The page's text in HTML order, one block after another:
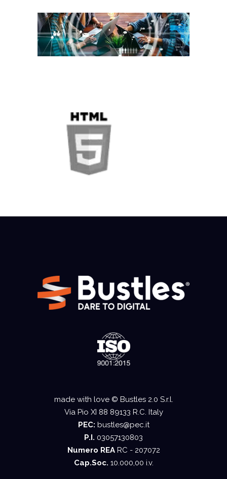
made with love © Bustles 2.0 S.r.l.
Via Pio XI 88 89133 R.C. Italy
PEC: bustles@pec.it
P.I. 03057130803
Numero REARC - 207072
Cap.Soc. 10.000,00 i.v.